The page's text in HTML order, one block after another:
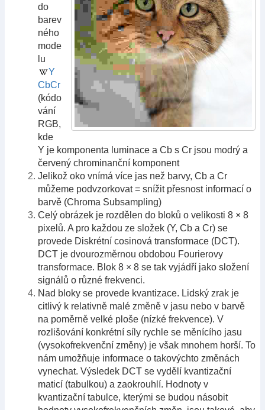
do
barev
ného
mode
lu
Y
CbCr
(kódo
vání
RGB,
kde
Y je komponenta luminace a Cb s Cr jsou modrý a
červený chrominanční komponent
Jelikož oko vnímá více jas než barvy, Cb a Cr
můžeme podvzorkovat = snížit přesnost informací o
barvě (Chroma Subsampling)
Celý obrázek je rozdělen do bloků o velikosti 8 × 8
pixelů. A pro každou ze složek (Y, Cb a Cr) se
provede Diskrétní cosinová transformace (DCT).
DCT je dvourozměrnou obdobou Fourierovy
transformace. Blok 8 × 8 se tak vyjádří jako složení
signálů o různé frekvenci.
Nad bloky se provede kvantizace. Lidský zrak je
citlivý k relativně malé změně v jasu nebo v barvě
na poměrně velké ploše (nízké frekvence). V
rozlišování konkrétní síly rychle se měnícího jasu
(vysokofrekvenční změny) je však mnohem horší. To
nám umožňuje informace o takovýchto změnách
vynechat. Výsledek DCT se vydělí kvantizační
maticí (tabulkou) a zaokrouhlí. Hodnoty v
kvantizační tabulce, kterými se budou násobit